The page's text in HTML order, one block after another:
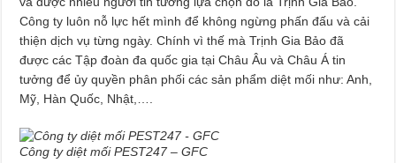
Công ty luôn nỗ lực hết mình để không ngừng phấn đấu và cải
thiện dịch vụ từng ngày. Chính vì thế mà Trịnh Gia Bảo đã
được các Tập đoàn đa quốc gia tại Châu Âu và Châu Á tin
tưởng để ủy quyền phân phối các sản phẩm diệt mối như: Anh,
Mỹ, Hàn Quốc, Nhật,….
Công ty diệt mối PEST247 – GFC